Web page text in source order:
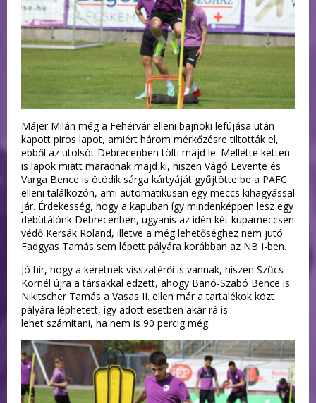
Májer Milán még a Fehérvár elleni bajnoki lefújása után
kapott piros lapot, amiért három mérkőzésre tiltották el,
ebből az utolsót Debrecenben tölti majd le. Mellette ketten
is lapok miatt maradnak majd ki, hiszen Vágó Levente és
Varga Bence is ötödik sárga kártyáját gyűjtötte be a PAFC
elleni találkozón, ami automatikusan egy meccs kihagyással
jár. Érdekesség, hogy a kapuban így mindenképpen lesz egy
debütálónk Debrecenben, ugyanis az idén két kupameccsen
védő Kersák Roland, illetve a még lehetőséghez nem jutó
Fadgyas Tamás sem lépett pályára korábban az NB I-ben.
Jó hír, hogy a keretnek visszatérői is vannak, hiszen Szűcs
Kornél újra a társakkal edzett, ahogy Banó-Szabó Bence is.
Nikitscher Tamás a Vasas II. ellen már a tartalékok közt
pályára léphetett, így adott esetben akár rá is
lehet számítani, ha nem is 90 percig még.